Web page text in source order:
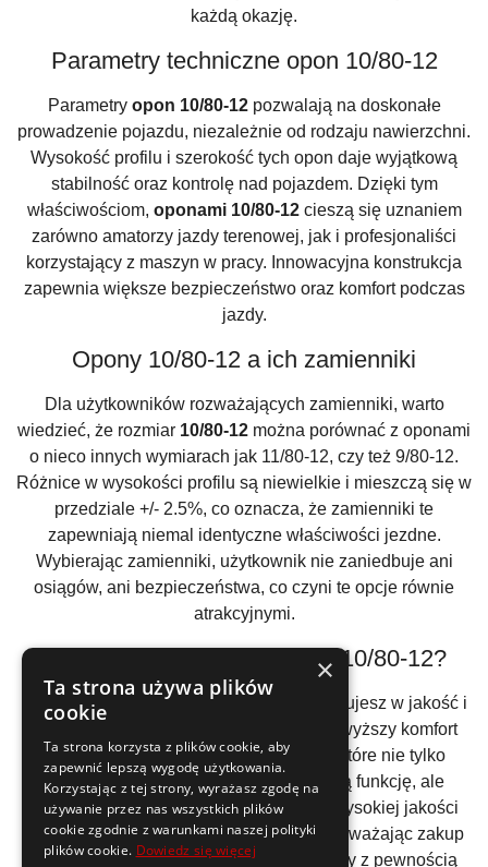
każdą okazję.
Parametry techniczne opon 10/80-12
Parametry opon 10/80-12pozwalają na doskonałe
prowadzenie pojazdu, niezależnie od rodzaju nawierzchni.
Wysokość profilu i szerokość tych opon daje wyjątkową
stabilność oraz kontrolę nad pojazdem. Dzięki tym
właściwościom, oponami 10/80-12cieszą się uznaniem
zarówno amatorzy jazdy terenowej, jak i profesjonaliści
korzystający z maszyn w pracy. Innowacyjna konstrukcja
zapewnia większe bezpieczeństwo oraz komfort podczas
jazdy.
Opony 10/80-12 a ich zamienniki
Dla użytkowników rozważających zamienniki, warto
wiedzieć, że rozmiar 10/80-12 można porównać z oponami
o nieco innych wymiarach jak 11/80-12, czy też 9/80-12.
Różnice w wysokości profilu są niewielkie i mieszczą się w
przedziale +/- 2.5%, co oznacza, że zamienniki te
zapewniają niemal identyczne właściwości jezdne.
Wybierając zamienniki, użytkownik nie zaniedbuje ani
osiągów, ani bezpieczeństwa, co czyni te opcje równie
atrakcyjnymi.
Czemu warto wybrać opony 10/80-12?
Decydując się na opony 10/80-12
, inwestujesz w jakość i
niezawodność, które przekładają się na wyższy komfort
oraz bezpieczeństwo jazdy. To opony, które nie tylko
doskonale spełniają swoją podstawową funkcję, ale
również oferują długowieczność dzięki wysokiej jakości
materiałom użytym przy ich produkcji. Rozważając zakup
opon 10/80-12, stawiasz na produkt, który z pewnością
×
Ta strona używa plików
cookie
Ta strona korzysta z plików cookie, aby
zapewnić lepszą wygodę użytkowania.
Korzystając z tej strony, wyrażasz zgodę na
używanie przez nas wszystkich plików
cookie zgodnie z warunkami naszej polityki
plików cookie. Dowiedz się więcej